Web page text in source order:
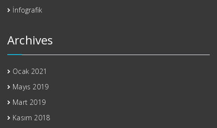
İnfografik
Archives
Ocak 2021
Mayıs 2019
Mart 2019
Kasım 2018